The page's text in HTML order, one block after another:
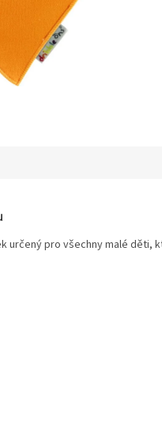
určený pro všechny malé děti,